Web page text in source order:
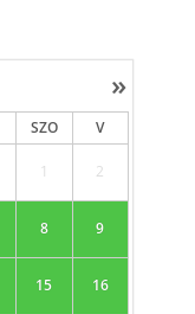
»
SZO V
1 2
8 9
15 16